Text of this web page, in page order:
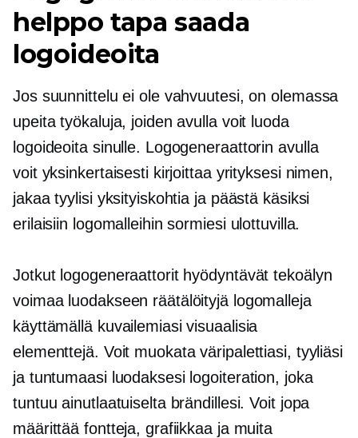
helppo tapa saada
logoideoita
Jos suunnittelu ei ole vahvuutesi, on olemassa
upeita työkaluja, joiden avulla voit luoda
logoideoita sinulle. Logogeneraattorin avulla
voit yksinkertaisesti kirjoittaa yrityksesi nimen,
jakaa tyylisi yksityiskohtia ja päästä käsiksi
erilaisiin logomalleihin sormiesi ulottuvilla.
Jotkut logogeneraattorit hyödyntävät tekoälyn
voimaa luodakseen räätälöityjä logomalleja
käyttämällä kuvailemiasi visuaalisia
elementtejä. Voit muokata väripalettiasi, tyyliäsi
ja tuntumaasi luodaksesi logoiteration, joka
tuntuu ainutlaatuiselta brändillesi. Voit jopa
määrittää fontteja, grafiikkaa ja muita